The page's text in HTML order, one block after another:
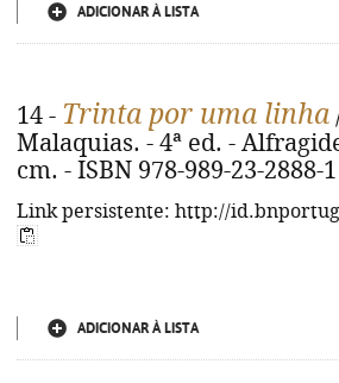
ADICIONAR À LISTA
14 - Trinta por uma linha
Malaquias. - 4ª ed. -
cm. - ISBN 978-989-23-2888-1
Link persistente: http://
ADICIONAR À LISTA